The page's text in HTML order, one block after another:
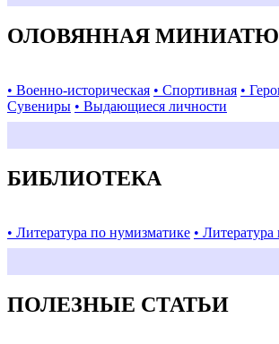
ОЛОВЯННАЯ
• Военно-историческая • Спортивная •
Сувениры • Выдающиеся личности
БИБЛИОТЕКА
• Литература по нумизматике •
ПОЛЕЗНЫЕ СТАТЬИ